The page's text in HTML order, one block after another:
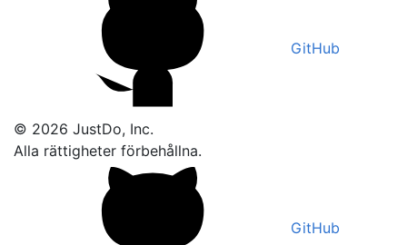
GitHub
© 2026 JustDo, Inc.
Alla rättigheter förbehållna.
GitHub